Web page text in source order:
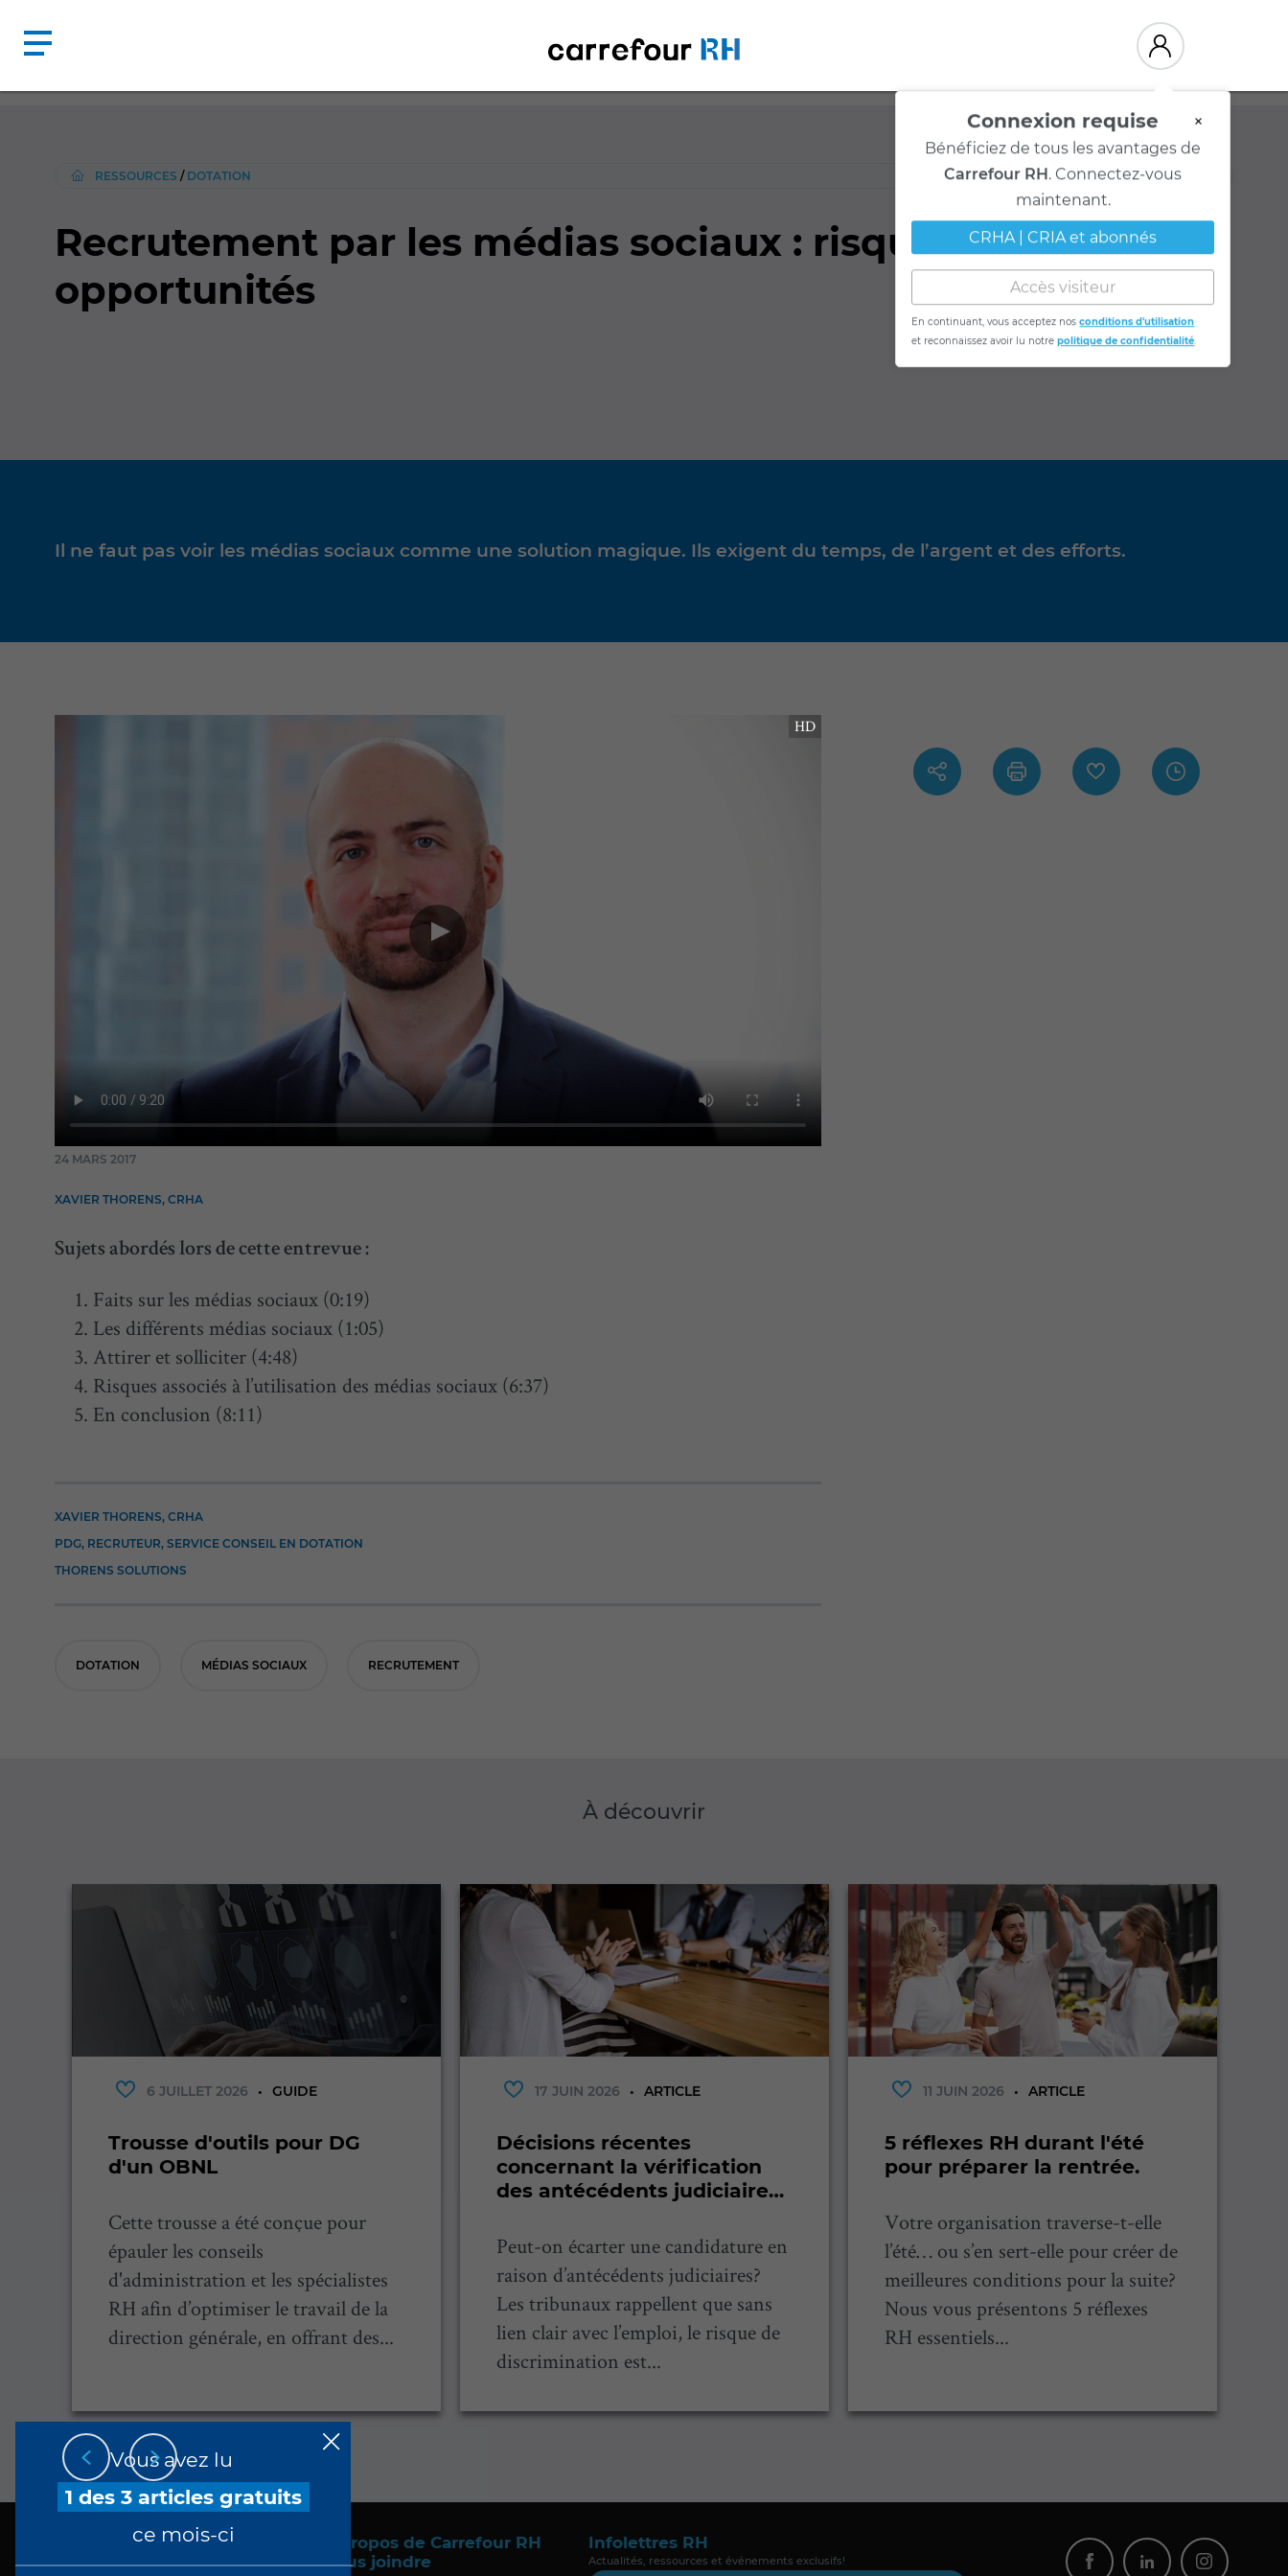
Connexion requise ×
Bénéficiez de tous les avantages de
Carrefour RH . Connectez-vous
maintenant.
CRHA | CRIA et abonnés
Accès visiteur
En continuant, vous acceptez nosconditions d'utilisation
et reconnaissez avoir lu notrepolitique de confidentialité
Vous avez lu
1 des 3 articles gratuits
ce mois-ci
RESSOURCES / DOTATION
Recrutement par les médias sociaux : risques et
opportunités
Il ne faut pas voir les médias sociaux comme une solution magique. Ils exigent du temps, de l’argent et des efforts.
HD
24 MARS 2017
XAVIER THORENS, CRHA
Sujets abordés lors de cette entrevue :
Faits sur les médias sociaux (0:19)
Les différents médias sociaux (1:05)
Attirer et solliciter (4:48)
Risques associés à l’utilisation des médias sociaux (6:37)
En conclusion (8:11)
XAVIER THORENS, CRHA
PDG, RECRUTEUR, SERVICE CONSEIL EN DOTATION
THORENS SOLUTIONS
DOTATION MÉDIAS SOCIAUX RECRUTEMENT
À découvrir
6 JUILLET 2026 GUIDE
Trousse d'outils pour DG
d'un OBNL
Cette trousse a été conçue pour
épauler les conseils
d'administration et les spécialistes
RH afin d’optimiser le travail de la
direction générale, en offrant des...
17 JUIN 2026 ARTICLE
Décisions récentes
concernant la vérification
des antécédents judiciaires
Peut-on écarter une candidature en
raison d’antécédents judiciaires?
Les tribunaux rappellent que sans
lien clair avec l’emploi, le risque de
discrimination est...
11 JUIN 2026 ARTICLE
5 réflexes RH durant l'été
pour préparer la rentrée.
Votre organisation traverse-t-elle
l’été… ou s’en sert-elle pour créer de
meilleures conditions pour la suite?
Nous vous présentons 5 réflexes
RH essentiels...
À propos de Carrefour RH
Nous joindre
Infolettres RH
Actualités, ressources et événements exclusifs!